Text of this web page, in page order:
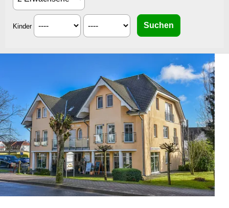
Kinder